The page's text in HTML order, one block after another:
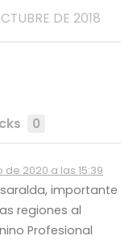
DE 2018
0
2020 a las 15:39
importante
regiones al
Profesional